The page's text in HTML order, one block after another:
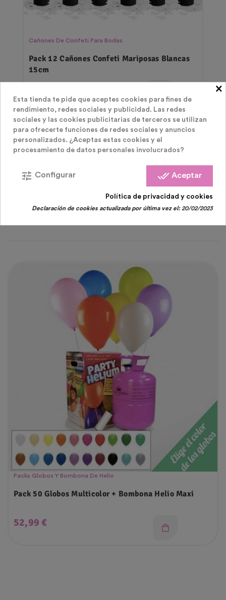
Cañones De Confeti Para Bodas
Pack 12 Cañones Confeti Mariposas Blancas
15cm
Precio
LOS CLIENTES QUE COMPRARON ESTE
Packs Globos Y Bombona De Helio
Pack 50 Globos Multicolor + Bombona Helio Maxi
Precio
52,99 €
×
Esta tienda te pide que aceptes cookies para fines de
rendimiento, redes sociales y publicidad. Las redes
sociales y las cookies publicitarias de terceros se utilizan
para ofrecerte funciones de redes sociales y anuncios
personalizados. ¿Aceptas estas cookies y el
procesamiento de datos personales involucrados?
done_all Aceptar
tune Configurar
Política de privacidad y cookies
Declaración de cookies actualizada por última vez el:20/02/2023